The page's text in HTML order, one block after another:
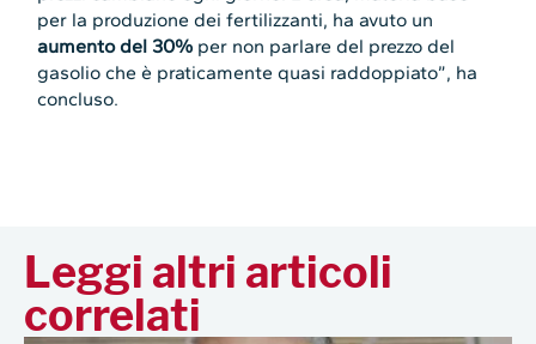
per la produzione dei fertilizzanti, ha avuto un
aumento del 30% per non parlare del prezzo del
gasolio che è praticamente quasi raddoppiato”, ha
concluso.
Leggi altri articoli
correlati